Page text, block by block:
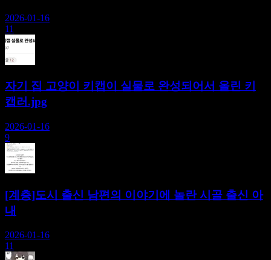
2026-01-16
11
자기 집 고양이 키캡이 실물로 완성되어서 올린 키
캡러.jpg
2026-01-16
9
[계층]도시 출신 남편의 이야기에 놀란 시골 출신 아
내
2026-01-16
11